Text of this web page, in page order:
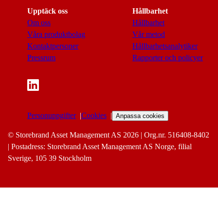
Upptäck oss
Om oss
Våra produktbolag
Kontaktpersoner
Pressrum
Hållbarhet
Hållbarhet
Vår metod
Hållbarhetsanalytiker
Rapporter och policyer
Personuppgifter Cookies Anpassa cookies
© Storebrand Asset Management AS 2026 | Org.nr. 516408-8402
| Postadress: Storebrand Asset Management AS Norge, filial
Sverige, 105 39 Stockholm